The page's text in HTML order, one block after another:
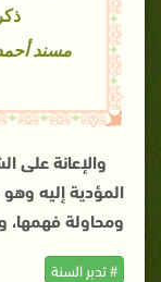
والإعانة على
المؤدية إليه
ومحاولة فهمها،
# تدبر السنة